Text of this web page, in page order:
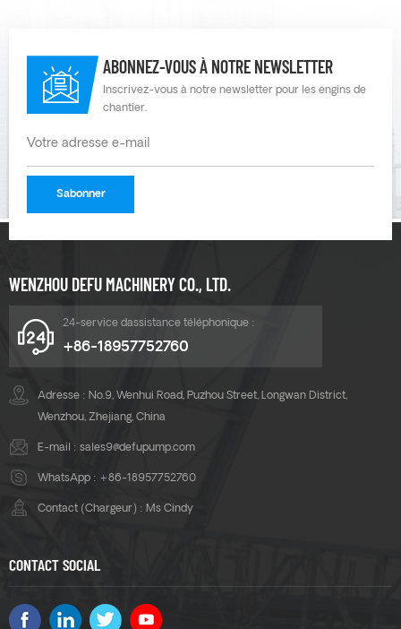
et 8 m.
amorçante, d'une pompe à
lisier et d'une pompe à
d'aluminium.
ABONNEZ-VOUS À NOTRE NEWSLETTER
Inscrivez-vous à notre newsletter pour les engins de
chantier.
WENZHOU DEFU MACHINERY CO., LTD.
24-service dassistance téléphonique :
+86-18957752760
Adresse : No.9, Wenhui Road, Puzhou Street, Longwan District,
Wenzhou, Zhejiang, China
E-mail : sales9@defupump.com
WhatsApp : +86-18957752760
Contact (Chargeur) : Ms Cindy
CONTACT SOCIAL